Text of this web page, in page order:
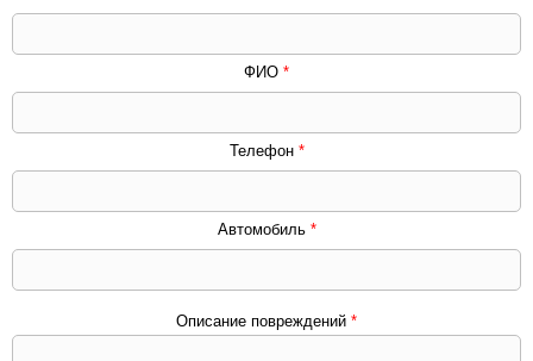
ФИО *
Телефон *
Автомобиль *
Описание повреждений *